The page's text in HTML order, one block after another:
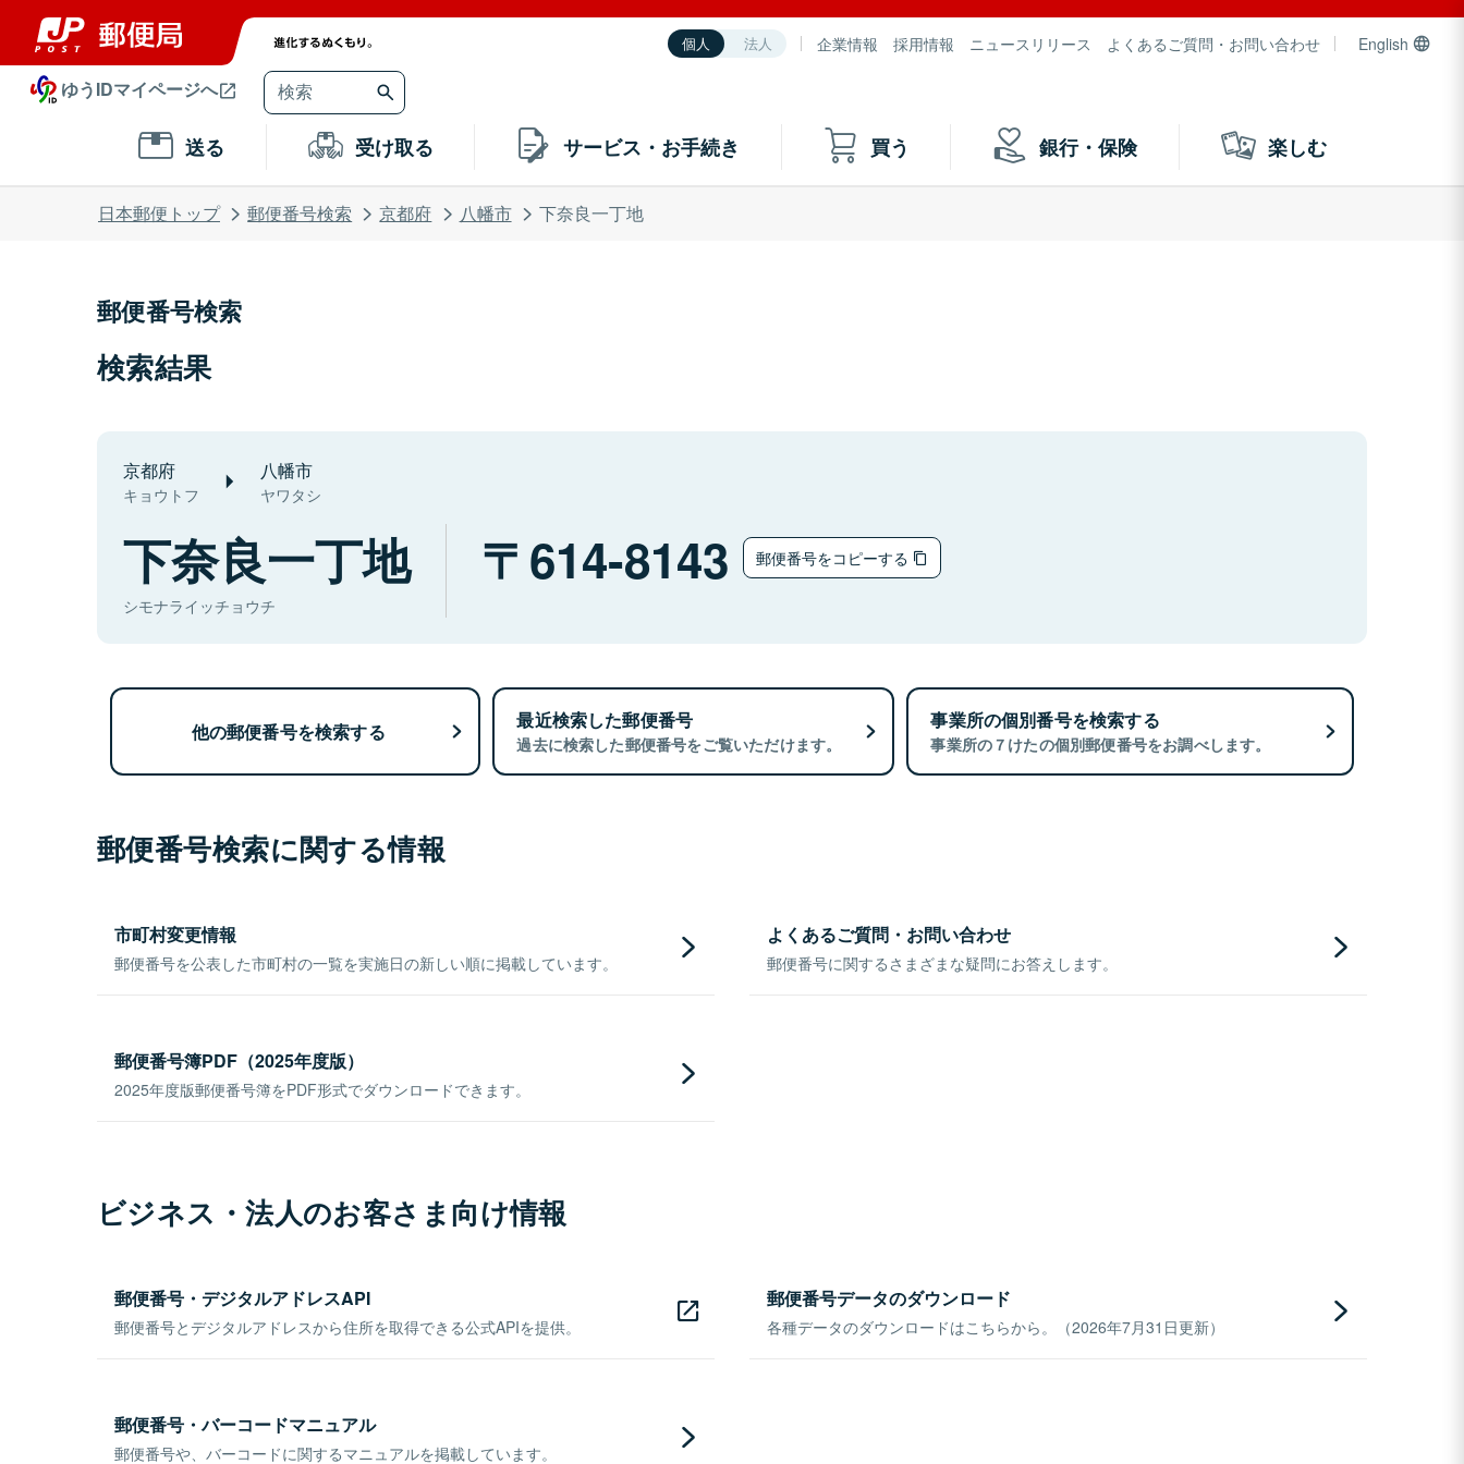
個人 法人 企業情報 採用情報 ニュースリリース よくあるご質問・お問い合わせ English
ゆうIDマイページへ
送る 受け取る サービス・お手続き 買う 銀行・保険 楽しむ
日本郵便トップ 郵便番号検索 京都府 八幡市 下奈良一丁地
郵便番号検索
検索結果
京都府
キョウトフ
八幡市
ヤワタシ
下奈良一丁地
シモナライッチョウチ
614-8143 郵便番号をコピーする
他の郵便番号を検索する 最近検索した郵便番号
過去に検索した郵便番号をご覧いただけます。
事業所の個別番号を検索する
事業所の７けたの個別郵便番号をお調べします。
郵便番号検索に関する情報
市町村変更情報
郵便番号を公表した市町村の一覧を実施日の新しい順に掲載しています。
よくあるご質問・お問い合わせ
郵便番号に関するさまざまな疑問にお答えします。
郵便番号簿PDF（2025年度版）
2025年度版郵便番号簿をPDF形式でダウンロードできます。
ビジネス・法人のお客さま向け情報
郵便番号・デジタルアドレスAPI
郵便番号とデジタルアドレスから住所を取得できる公式APIを提供。
郵便番号データのダウンロード
各種データのダウンロードはこちらから。（2026年7月31日更新）
郵便番号・バーコードマニュアル
郵便番号や、バーコードに関するマニュアルを掲載しています。